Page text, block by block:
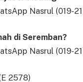
Nasrul (019-
di Seremban?
Nasrul (019-
2578)